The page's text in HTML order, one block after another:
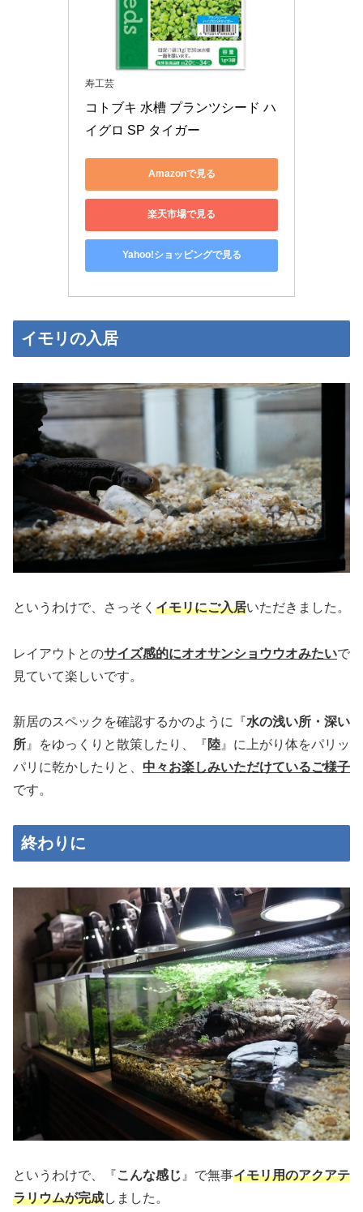
寿工芸
コトブキ 水槽 プランツシード ハ
イグロ SP タイガー
Amazonで見る
楽天市場で見る
Yahoo!ショッピングで見る
イモリの入居
というわけで、さっそく イモリにご入居いただきました。
レイアウトとのサイズ感的にオオサンショウウオみたいで
見ていて楽しいです。
新居のスペックを確認するかのように『水の浅い所・深い
所 』をゆっくりと散策したり、『陸 』に上がり体をパリッ
パリに乾かしたりと、 中々お楽しみいただけているご様子
です。
終わりに
というわけで、『こんな感じ 』で無事イモリ用のアクアテ
ラリウムが完成しました。